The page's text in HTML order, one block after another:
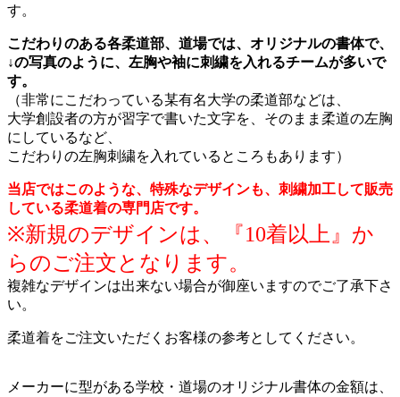
す。
こだわりのある各柔道部、道場では、オリジナルの書体で、
↓の写真のように、左胸や袖に刺繍を入れるチームが多いで
す。
（非常にこだわっている某有名大学の柔道部などは、
大学創設者の方が習字で書いた文字を、そのまま柔道の左胸
にしているなど、
こだわりの左胸刺繍を入れているところもあります）
当店ではこのような、特殊なデザインも、刺繍加工して販売
している柔道着の専門店です。
※新規のデザインは、『10着以上』か
らのご注文となります。
複雑なデザインは出来ない場合が御座いますのでご了承下さ
い。
柔道着をご注文いただくお客様の参考としてください。
メーカーに型がある学校・道場のオリジナル書体の金額は、